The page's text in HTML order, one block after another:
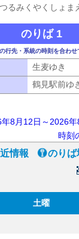
つるみくやくしょま
のりば 1
行先・系統の時刻を合わせ
生麦ゆき
鶴見駅前ゆ
年8月12日～2026
時刻
情報 のりば
土曜